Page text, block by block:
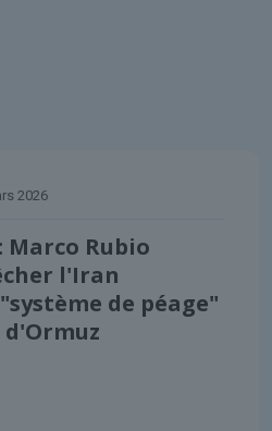
2026
Rubio
l'Iran
de péage"